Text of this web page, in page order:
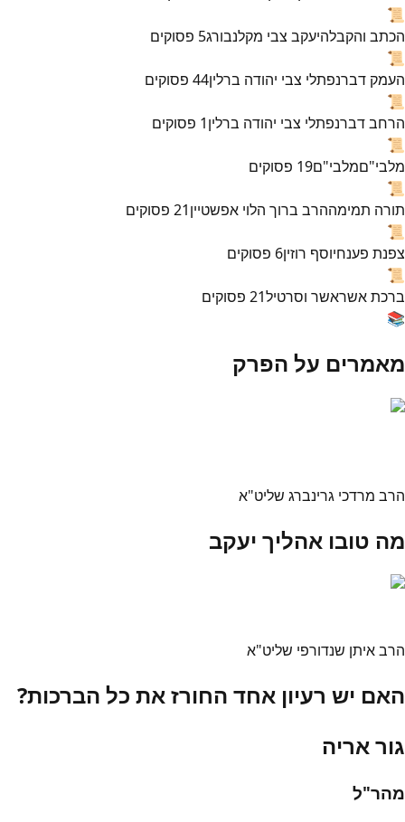
📜
הכתב והקבלהיעקב צבי מקלנבורג5 פסוקים
📜
העמק דברנפתלי צבי יהודה ברלין44 פסוקים
📜
הרחב דברנפתלי צבי יהודה ברלין1 פסוקים
📜
מלבי"םמלבי"ם19 פסוקים
📜
תורה תמימההרב ברוך הלוי אפשטיין21 פסוקים
📜
צפנת פענחיוסף רוזין6 פסוקים
📜
ברכת אשראשר וסרטיל21 פסוקים
📚
מאמרים על הפרק
הרב מרדכי גרינברג שליט"א
מה טובו אהליך יעקב
הרב איתן שנדורפי שליט"א
האם יש רעיון אחד החורז את כל הברכות?
גור אריה
מהר"ל